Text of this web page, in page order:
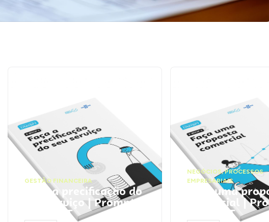
GESTÃO FINANCEIRA
Faça a precificação do
seu serviço | Prompts
ChatGPT
NEGÓCIOS,PROCESSOS
EMPRESARIAIS
Faça uma
comercial |
ChatGPT